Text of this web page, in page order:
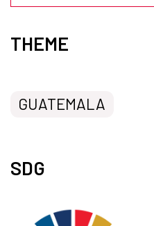
THEME
GUATEMALA
SDG